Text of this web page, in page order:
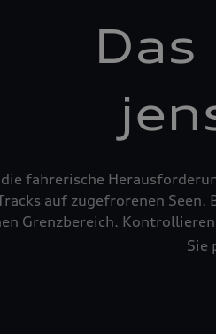
die fahrerische
auf zugefrorenen
Grenzbereich.
Sie